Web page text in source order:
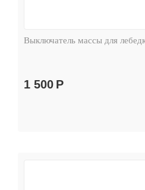
Выключатель массы для
1 500 Р